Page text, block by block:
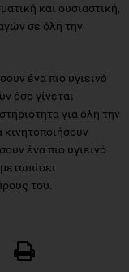
και ουσιαστική,
σε όλη την
ένα πιο υγιεινό
όσο γίνεται
για όλη την
κινητοποιήσουν
ένα πιο υγιεινό
του.